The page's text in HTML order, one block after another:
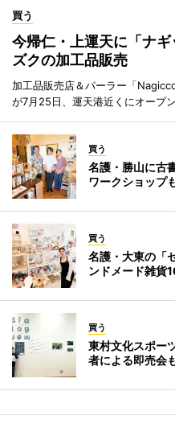
買う
今帰仁・上運天に「ナ
ズクの加工品販売
加工品販売店＆パーラー「
が7月25日、運天港近くにオープン
買う
名護・勝山に古
ワークショップ
買う
名護・大東の「
ンドメード雑貨
買う
東村文化スポー
者による即売会